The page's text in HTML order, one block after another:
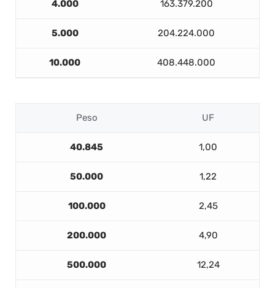
4.000 163.379.200
5.000 204.224.000
10.000 408.448.000
Peso UF
40.845 1,00
50.000 1,22
100.000 2,45
200.000 4,90
500.000 12,24